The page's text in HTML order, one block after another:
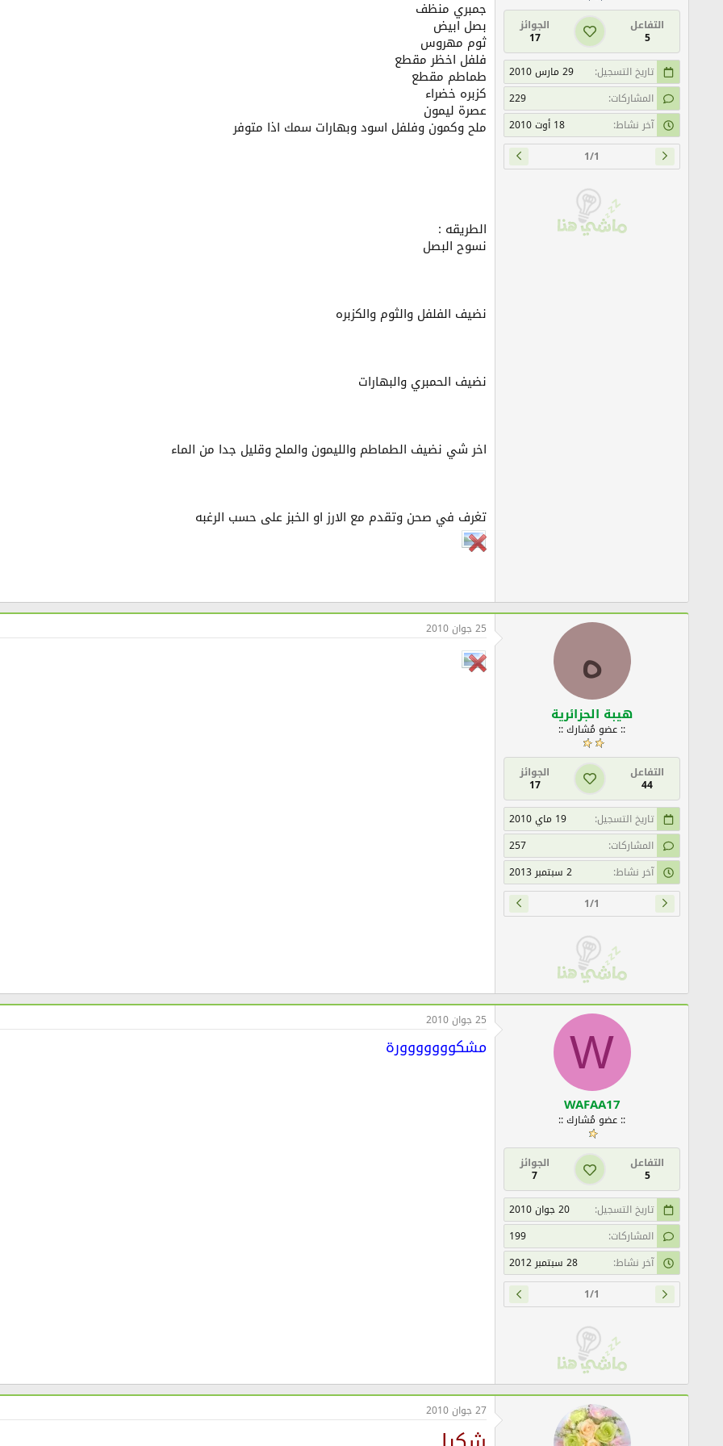
التفاعل
5
الجوائز
17
تاريخ التسجيل
29 مارس 2010
المشاركات
229
آخر نشاط
18 أوت 2010
1/1
جمبري منظف
بصل ابيض
ثوم مهروس
فلفل اخظر مقطع
طماطم مقطع
كزبره خضراء
عصرة ليمون
ملح وكمون وفلفل اسود وبهارات سمك اذا متوفر
الطريقه :
نسوح البصل
نضيف الفلفل والثوم والكزبره
نضيف الحمبري والبهارات
اخر شي نضيف الطماطم والليمون والملح وقليل جدا من الماء
تغرف في صحن وتقدم مع الارز او الخبز على حسب الرغبه
ه
هيبة الجزائرية
:: عضو مُشارك ::
التفاعل
44
الجوائز
17
تاريخ التسجيل
19 ماي 2010
المشاركات
257
آخر نشاط
2 سبتمبر 2013
1/1
25 جوان 2010
W
WAFAA17
:: عضو مُشارك ::
التفاعل
5
الجوائز
7
تاريخ التسجيل
20 جوان 2010
المشاركات
199
آخر نشاط
28 سبتمبر 2012
1/1
25 جوان 2010
مشكووووووورة
27 جوان 2010